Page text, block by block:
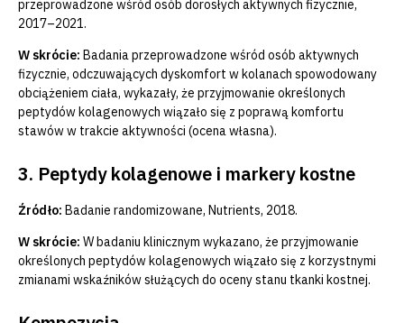
przeprowadzone wśród osób dorosłych aktywnych fizycznie,
2017–2021.
W skrócie: Badania przeprowadzone wśród osób aktywnych
fizycznie, odczuwających dyskomfort w kolanach spowodowany
obciążeniem ciała, wykazały, że przyjmowanie określonych
peptydów kolagenowych wiązało się z poprawą komfortu
stawów w trakcie aktywności (ocena własna).
3. Peptydy kolagenowe i markery kostne
Źródło: Badanie randomizowane, Nutrients, 2018.
W skrócie: W badaniu klinicznym wykazano, że przyjmowanie
określonych peptydów kolagenowych wiązało się z korzystnymi
zmianami wskaźników służących do oceny stanu tkanki kostnej.